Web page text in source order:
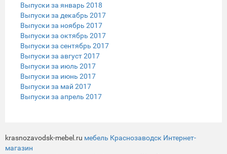
Выпуски за январь 2018
Выпуски за декабрь 2017
Выпуски за ноябрь 2017
Выпуски за октябрь 2017
Выпуски за сентябрь 2017
Выпуски за август 2017
Выпуски за июль 2017
Выпуски за июнь 2017
Выпуски за май 2017
Выпуски за апрель 2017
krasnozavodsk-mebel.ru мебель Краснозаводск Интернет-
магазин